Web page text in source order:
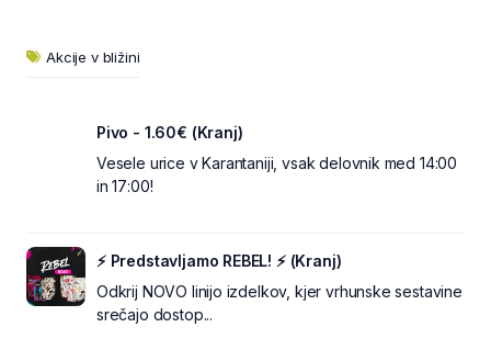
Akcije v bližini
Pivo - 1.60€ (Kranj)
Vesele urice v Karantaniji, vsak delovnik med 14:00
in 17:00!
⚡ Predstavljamo REBEL! ⚡ (Kranj)
Odkrij NOVO linijo izdelkov, kjer vrhunske sestavine
srečajo dostop...